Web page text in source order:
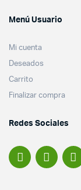
Menú Usuario
Mi cuenta
Deseados
Carrito
Finalizar compra
Redes Sociales